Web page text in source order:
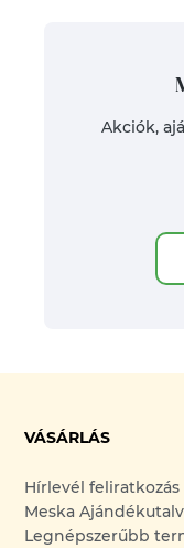
Akciók,
VÁSÁRLÁS
Hírlevél feliratkozás
Meska
Legnépszerűbb